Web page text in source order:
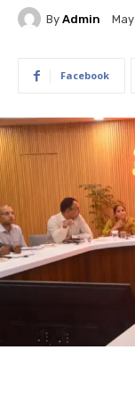
By Admin
Facebook